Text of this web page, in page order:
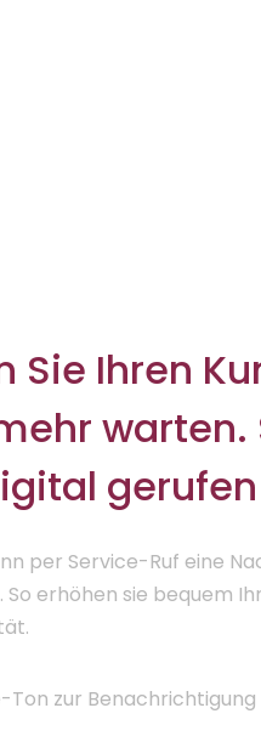
Sie Ihren
warten.
gerufen
per Service-Ruf eine
So erhöhen sie bequem
Ton zur Benachrichtigung